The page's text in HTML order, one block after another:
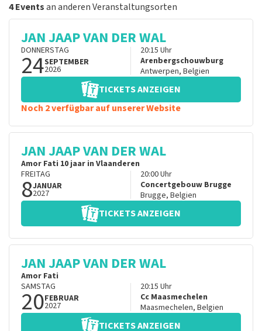
4 Eventsan anderen Veranstaltungsorten
JAN JAAP VAN DER WAL
DONNERSTAG
24SEPTEMBER
2026
20:15 Uhr
Arenbergschouwburg
Antwerpen, Belgien
TICKETS ANZEIGEN
Noch 2 verfügbar auf unserer Website
JAN JAAP VAN DER WAL
Amor Fati 10 jaar in Vlaanderen
FREITAG
8JANUAR
2027
20:00Uhr
Concertgebouw Brugge
Brugge, Belgien
TICKETS ANZEIGEN
JAN JAAP VAN DER WAL
Amor Fati
SAMSTAG
20FEBRUAR
2027
20:15 Uhr
Cc Maasmechelen
Maasmechelen, Belgien
TICKETS ANZEIGEN